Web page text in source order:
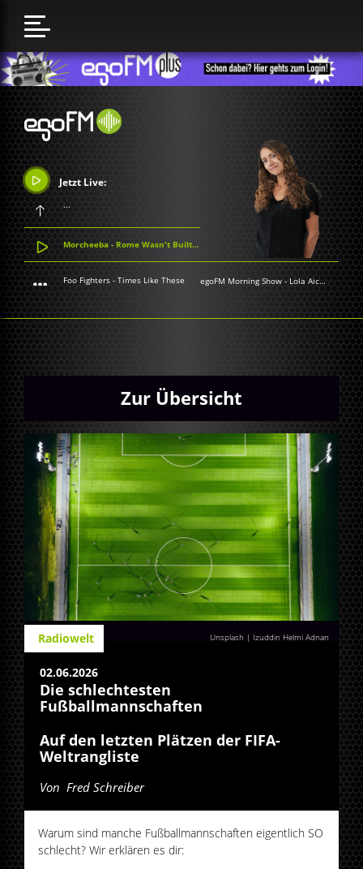
Jetzt Live:
...
Morcheeba - Rome Wasn't Built In a Day
Foo Fighters - Times Like These egoFM Morning Show - Lola Aichner
Zur Übersicht
Unsplash | Izuddin Helmi Adnan
Radiowelt
02.06.2026
Die schlechtesten
Fußballmannschaften
Auf den letzten Plätzen der FIFA-
Weltrangliste
Von Fred Schreiber
Warum sind manche Fußballmannschaften eigentlich SO
schlecht? Wir erklären es dir: